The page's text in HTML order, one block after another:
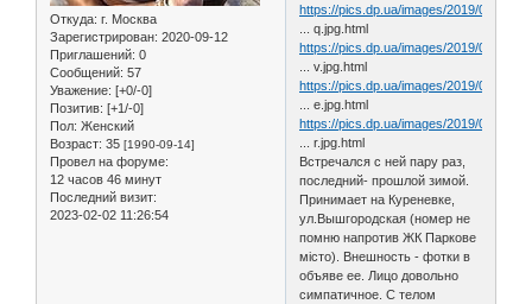
Откуда: г. Москва
Зарегистрирован: 2020-09-12
Приглашений: 0
Сообщений: 57
Уважение: [+0/-0]
Позитив: [+1/-0]
Пол: Женский
Возраст: 35 [1990-09-14]
Провел на форуме:
12 часов 46 минут
Последний визит:
2023-02-02 11:26:54
https://pics.dp.ua/images/2019/02/
... q.jpg.html
https://pics.dp.ua/images/2019/02/euv9b
... v.jpg.html
https://pics.dp.ua/images/2019/02/pc9yc
... e.jpg.html
https://pics.dp.ua/images/2019/02/xnsuu
... r.jpg.html
Встречался с ней пару раз,
последний- прошлой зимой.
Принимает на Куреневке,
ул.Вышгородская (номер не
помню напротив ЖК Паркове
місто). Внешность - фотки в
объяве ее. Лицо довольно
симпатичное. С телом